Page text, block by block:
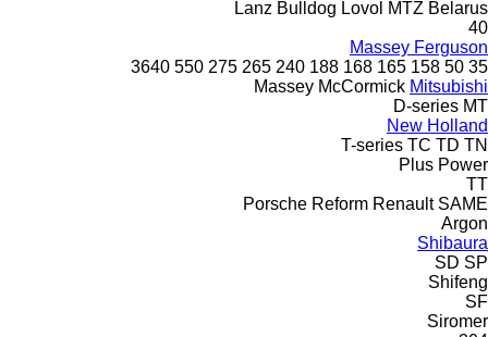
Lanz Bulldog Lovol MTZ Belarus
40
Massey Ferguson
35
50
158
165
168
188
240
265
275
550
3640
Massey McCormick Mitsubishi
D-series MT
New Holland
T-series TC TD TN
Plus Power
TT
Porsche Reform Renault SAME
Argon
Shibaura
SD SP
Shifeng
SF
Siromer